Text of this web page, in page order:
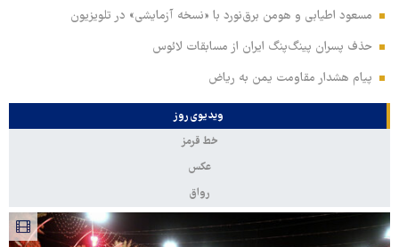
مسعود اطیابی و هومن برق‌نورد با «نسخه آزمایشی» در تلویزیون
حذف پسران پینگ‌پنگ ایران از مسابقات لائوس
پیام هشدار مقاومت یمن به ریاض
ویدیوی روز
خط قرمز
عکس
رواق